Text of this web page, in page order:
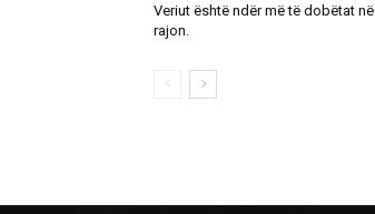
Veriut është ndër më të dobëtat në
rajon.